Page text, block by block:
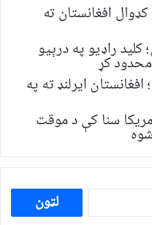
لارو ۲۲۲۱ افغان کډوال افغانستان ته
راډیو په درېیو
کړ
ایرلنډ ته په
سنا کې د موقت
ددی
لپاره